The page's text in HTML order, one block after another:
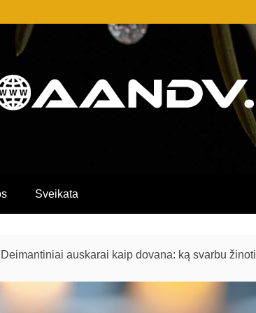
SVARBIŲ ĮRAŠŲ
Sveikata
Deimantiniai auskarai kaip dovana: ką svarbu